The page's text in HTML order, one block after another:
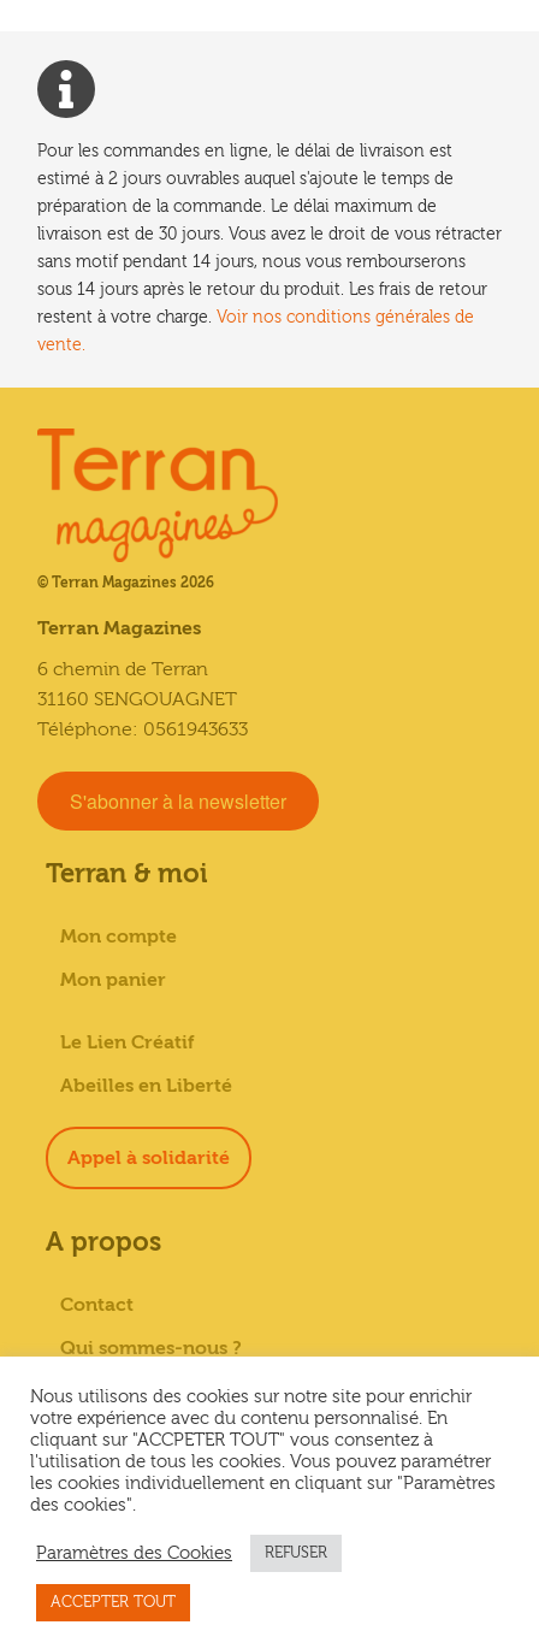
Pour les commandes en ligne, le délai de livraison est
estimé à 2 jours ouvrables auquel s'ajoute le temps de
préparation de la commande. Le délai maximum de
livraison est de 30 jours. Vous avez le droit de vous rétracter
sans motif pendant 14 jours, nous vous rembourserons
sous 14 jours après le retour du produit. Les frais de retour
restent à votre charge. Voir nos conditions générales de
vente.
© Terran Magazines 2026
Terran Magazines
6 chemin de Terran
31160 SENGOUAGNET
Téléphone: 0561943633
S'abonner à la newsletter
Terran & moi
Mon compte
Mon panier
Le Lien Créatif
Abeilles en Liberté
Appel à solidarité
A propos
Contact
Qui sommes-nous ?
Paiement sécurisé
Mentions Légales
Conditions générales de vente
Politique de confidentialité
Nous utilisons des cookies sur notre site pour enrichir
votre expérience avec du contenu personnalisé. En
cliquant sur "ACCPETER TOUT" vous consentez à
l'utilisation de tous les cookies. Vous pouvez paramétrer
les cookies individuellement en cliquant sur "Paramètres
des cookies".
Paramètres des Cookies REFUSER
ACCEPTER TOUT